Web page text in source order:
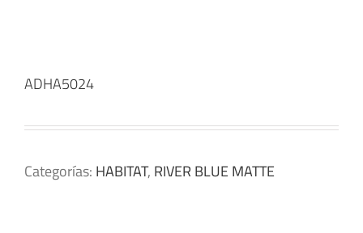
ADHA5024
Categorías: HABITAT, RIVER BLUE MATTE